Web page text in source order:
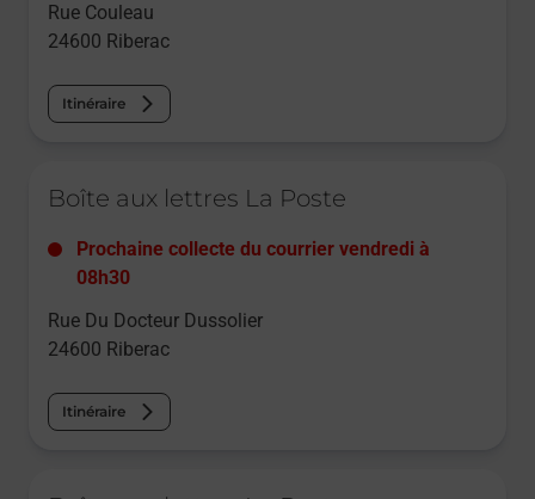
Rue Couleau
24600 Riberac
Itinéraire
Boîte aux lettres La Poste
Prochaine collecte du courrier vendredi à
08h30
Rue Du Docteur Dussolier
24600 Riberac
Itinéraire